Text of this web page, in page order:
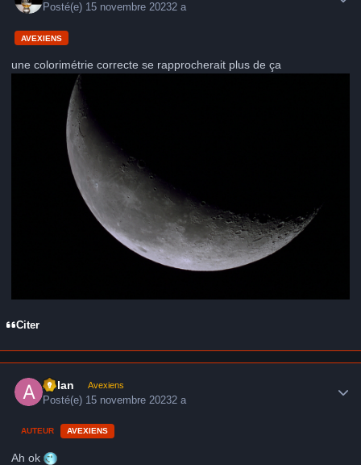
Posté(e) 15 novembre 20232 a
AVEXIENS
une colorimétrie correcte se rapprocherait plus de ça
Citer
Aslan Avexiens
Posté(e) 15 novembre 20232 a
AUTEUR AVEXIENS
Ah ok